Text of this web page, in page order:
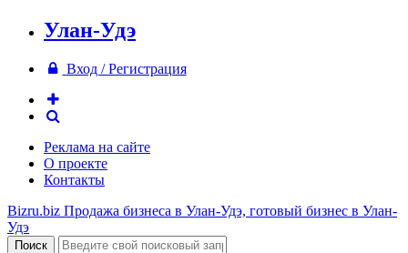
Улан-Удэ
Вход / Регистрация
Реклама на сайте
О проекте
Контакты
Bizru.biz Продажа бизнеса в Улан-Удэ, готовый бизнес в Улан-
Удэ